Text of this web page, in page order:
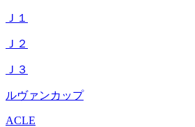
Ｊ１
Ｊ２
Ｊ３
ルヴァンカップ
ACLE